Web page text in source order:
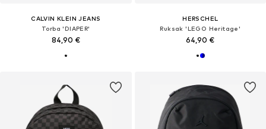
CALVIN KLEIN JEANS
Torba 'DIAPER'
84,90 €
HERSCHEL
Ruksak 'LEGO Heritage'
64,90 €